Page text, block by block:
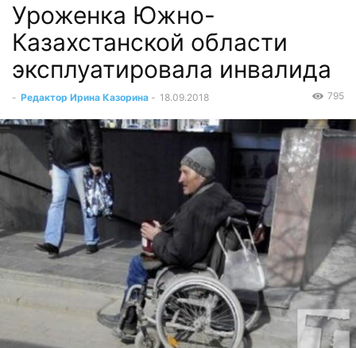
Уроженка Южно-
Казахстанской области
эксплуатировала инвалида
- Редактор Ирина Казорина - 18.09.2018 795